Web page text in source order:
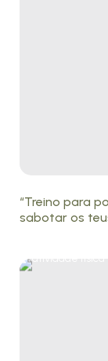
“Treino para
sabotar os